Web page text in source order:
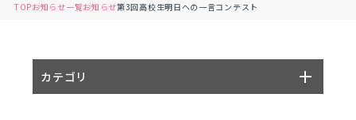
TOPお知らせ一覧お知らせ第3回高校生明日への一言コンテスト
カテゴリ